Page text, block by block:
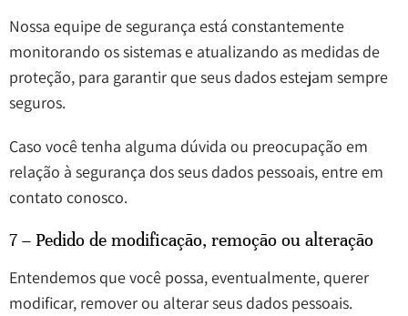
Nossa equipe de segurança está constantemente
monitorando os sistemas e atualizando as medidas de
proteção, para garantir que seus dados estejam sempre
seguros.
Caso você tenha alguma dúvida ou preocupação em
relação à segurança dos seus dados pessoais, entre em
contato conosco.
7 – Pedido de modificação, remoção ou alteração
Entendemos que você possa, eventualmente, querer
modificar, remover ou alterar seus dados pessoais.